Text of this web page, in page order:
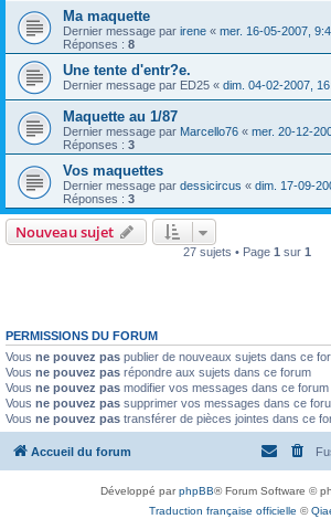
Ma maquette
Dernier message par irene « mer. 16-05-2007,
Réponses : 8
Une tente d'entr?e.
Dernier message par ED25 « dim. 04-02-2007,
Maquette au 1/87
Dernier message par Marcello76 « mer. 20-12-
Réponses : 3
Vos maquettes
Dernier message par dessicircus « dim. 17-09-
Réponses : 3
Nouveau sujet
27 sujets • Page 1 sur 1
PERMISSIONS DU FORUM
Vous ne pouvez pas publier de nouveaux sujets dans ce
Vous ne pouvez pas répondre aux sujets dans ce forum
Vous ne pouvez pas modifier vos messages dans ce forum
Vous ne pouvez pas supprimer vos messages dans ce
Vous ne pouvez pas transférer de pièces jointes dans ce
Accueil du forum
Développé parphpBB® Forum Software ©
Traduction française officielle ©